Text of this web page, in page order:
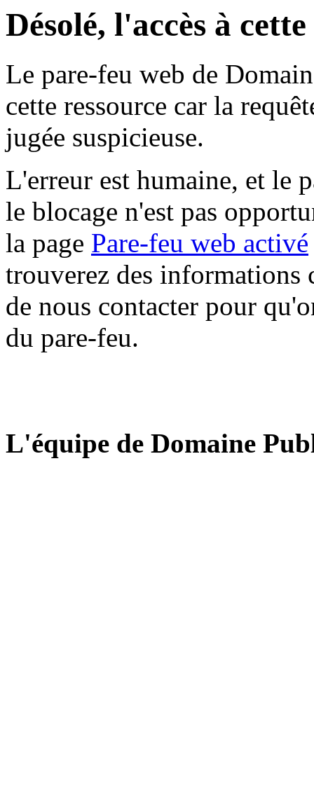
Désolé, l'accès à
Le pare-feu web de
cette ressource car la
jugée suspicieuse.
L'erreur est humaine, et le
le blocage n'est pas
la page Pare-feu web activé
trouverez des informations
de nous contacter pour
du pare-feu.
L'équipe de Domaine